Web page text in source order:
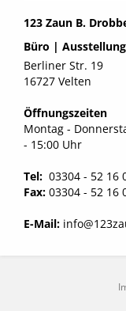
123 Zaun B.
Büro |
Öffnungszeiten
Montag -
- 15:00 Uhr
Tel: 03304 - 52 16
Fax: 03304 - 52 16
E-Mail: